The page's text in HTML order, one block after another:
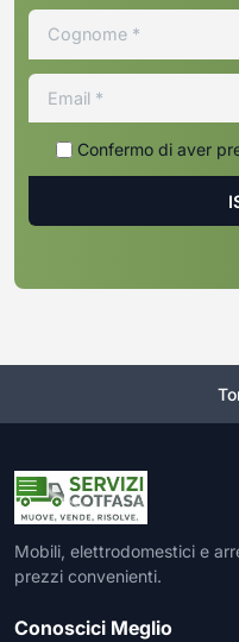
Confermo di aver
Mobili, elettrodomestici e
prezzi convenienti.
Conoscici Meglio